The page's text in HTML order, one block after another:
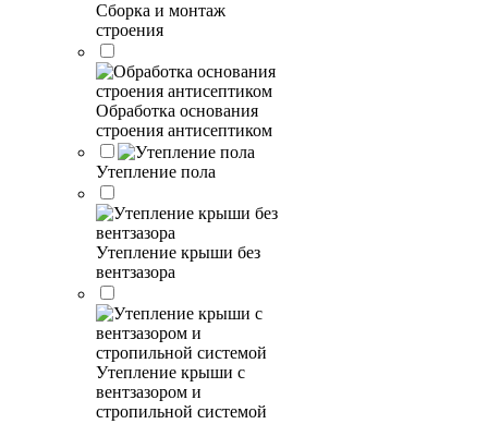
Сборка и монтаж
строения
Обработка основания
строения антисептиком
Утепление пола
Утепление крыши без
вентзазора
Утепление крыши с
вентзазором и
стропильной системой